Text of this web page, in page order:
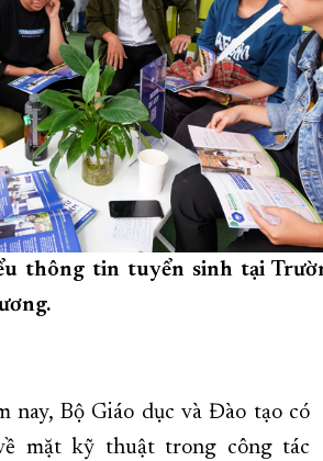
thông tin tuyển sinh tại
nay, Bộ Giáo dục và Đào tạo có
mặt kỹ thuật trong công tác